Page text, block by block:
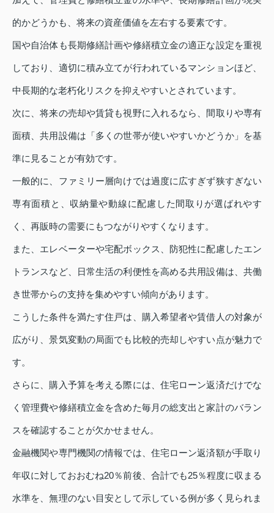
的かどうかも、将来の資産価値を左右する要素です。
国や自治体も長期修繕計画や修繕積立金の適正な設定を重視
しており、適切に積み立てが行われているマンションほど、
中長期的な老朽化リスクを抑えやすいとされています。
次に、将来の売却や賃貸も視野に入れるなら、間取りや専有
面積、共用設備は「多くの世帯が使いやすいかどうか」を基
準に見ることが有効です。
一般的に、ファミリー層向けでは過度に広すぎず狭すぎない
専有面積と、収納量や動線に配慮した間取りが選ばれやす
く、再販時の需要にもつながりやすくなります。
また、エレベーターや宅配ボックス、防犯性に配慮したエン
トランスなど、日常生活の利便性を高める共用設備は、共働
き世帯からの支持を集めやすい傾向があります。
こうした条件を満たす住戸は、購入希望者や賃借人の対象が
広がり、景気変動の局面でも比較的売却しやすい点が魅力で
す。
さらに、購入予算を考える際には、住宅ローン返済だけでな
く管理費や修繕積立金を含めた毎月の総支出と家計のバラン
スを確認することが欠かせません。
金融機関や専門機関の情報では、住宅ローン返済額が手取り
年収に対しておおむね20％前後、合計でも25％程度に収まる
水準を、無理のない目安として示している例が多く見られま